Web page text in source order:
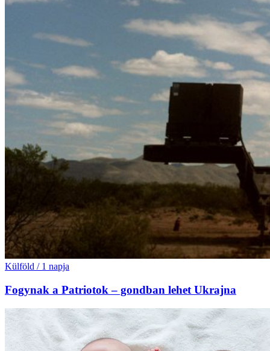
Külföld / 1 napja
Fogynak a Patriotok – gondban lehet Ukrajna